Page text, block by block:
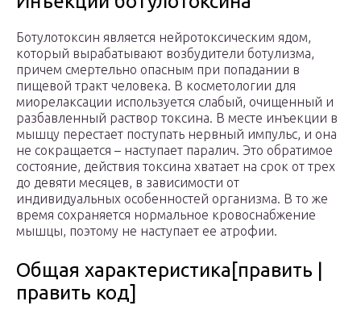
Ботулотоксин является нейротоксическим ядом,
который вырабатывают возбудители ботулизма,
причем смертельно опасным при попадании в
пищевой тракт человека. В косметологии для
миорелаксации используется слабый, очищенный и
разбавленный раствор токсина. В месте инъекции в
мышцу перестает поступать нервный импульс, и она
не сокращается – наступает паралич. Это обратимое
состояние, действия токсина хватает на срок от трех
до девяти месяцев, в зависимости от
индивидуальных особенностей организма. В то же
время сохраняется нормальное кровоснабжение
мышцы, поэтому не наступает ее атрофии.
Общая характеристика[править |
править код]